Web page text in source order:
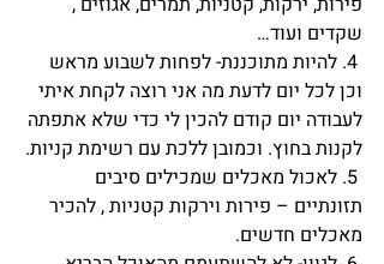
שקדים ועוד…
4. להיות מתוכננת- לפחות לשבוע מראש
וכן לכל יום לדעת מה אני רוצה לקחת איתי
לעבודה יום קודם להכין לי כדי שלא אתפתה
לקנות בחוץ. וכמובן ללכת עם רשימת קניות.
5. לאכול מאכלים שמכילים סיבים
תזונתיים – פירות וירקות קטניות , להכיר
מאכלים חדשים.